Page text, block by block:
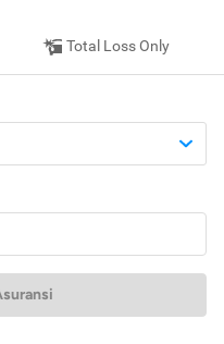
Total Loss Only